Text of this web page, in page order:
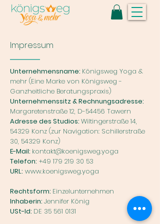
Impressum
Unternehmensname: Königsweg Yoga &
mehr (Eine Marke von Königsweg -
Ganzheitliche Beratungspraxis)
Unternehmenssitz & Rechnungsadresse:
Margaretenstraße 12, D-54456 Tawern
Adresse des Studios: Wiltingerstraße 14,
54329 Konz (zur Navigation: Schillerstraße
30, 54329 Konz)
E-Mail: kontakt@koenigsweg.yoga
Telefon: +49 179 219 30 53
URL: www.koenigsweg.yoga
Rechtsform: Einzelunternehmen
Inhaberin: Jennifer König
USt-Id: DE 35 561 0131